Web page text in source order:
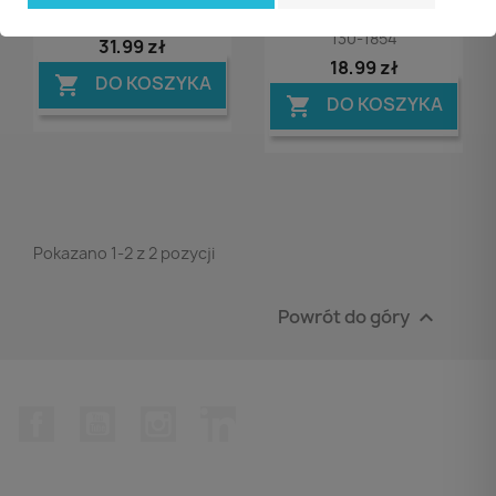
31,99 zł
 DO KOSZYKA
130-1854
18,99 zł
 DO KOSZYKA
Pokazano 1-2 z 2 pozycji
Powrót do góry 